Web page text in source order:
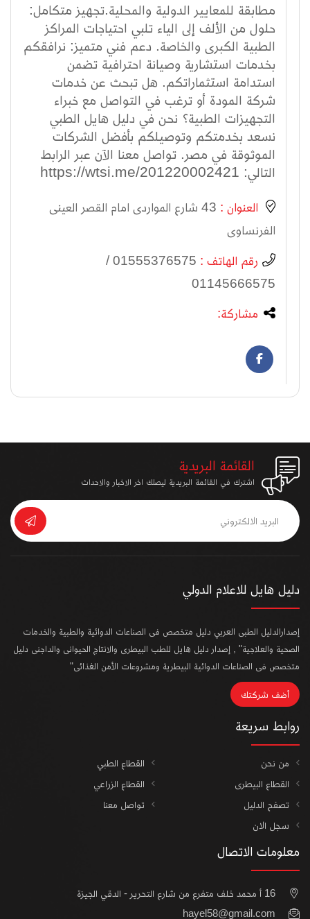
مطابقة للمعايير الدولية والمحلية.تجهيز متكامل:
حلول من الألف إلى الياء تلبي احتياجات المراكز
الطبية الكبرى والخاصة. دعم فني متميز: نرافقكم
بخدمات استشارية وصيانة احترافية تضمن
استدامة استثماراتكم. هل تبحث عن خدمات
شركة المودة أو ترغب في التواصل مع خبراء
التجهيزات الطبية؟ نحن في دليل هايل الطبي
نسعد بخدمتكم وتوصيلكم بأفضل الشركات
الموثوقة في مصر. تواصل معنا الآن عبر الرابط
التالي: https://wtsi.me/201220002421
العنوان :
43 شارع المواردى امام القصر العينى
الفرنساوى
رقم الهاتف :
01555376575 /
01145666575
مشاركة:
القائمة البريدية
اشترك في القائمة البريدية ليصلك اخر الاخبار والاحداث
دليل هايل للاعلام الدولي
إصدارالدليل الطبى العربي دليل متخصص فى الصناعات الدوائية والطبية والخدمات
الصحية والعلاجية" , إصدار دليل هايل للطب البيطرى والانتاج الحيوانى والداجنى دليل
متخصص فى الصناعات الدوائية البيطرية ومشروعات الأمن الغذائى"
أضف شركتك
روابط سريعة
من نحن
القطاع الطبي
القطاع البيطرى
القطاع الزراعي
تصفح الدليل
تواصل معنا
سجل الان
معلومات الاتصال
16 أ محمد خلف متفرع من شارع التحرير - الدقي الجيزة
hayel58@gmail.com